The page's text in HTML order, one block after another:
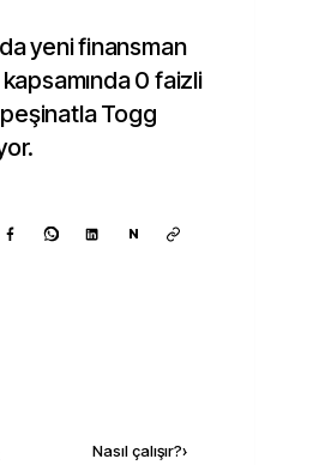
yeni finansman
kapsamında 0 faizli
Togg
N
Nasıl çalışır?›